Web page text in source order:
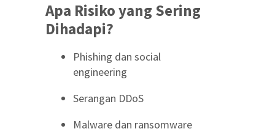
Apa Risiko yang Sering
Dihadapi?
Phishing dan social
engineering
Serangan DDoS
Malware dan ransomware